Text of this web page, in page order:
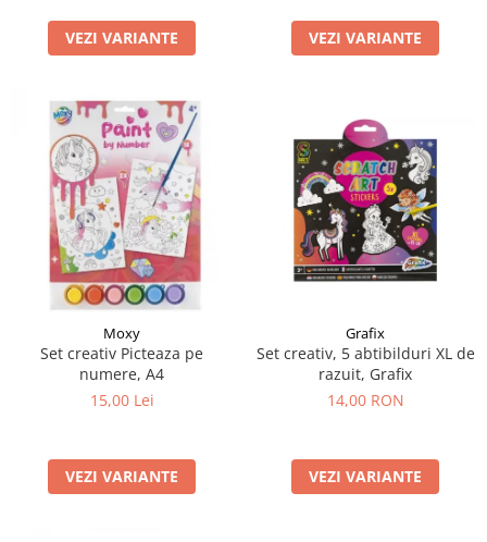
LEGO Art
LEGO Creator Expert
LEGO Ideas
LEGO Speed Champions
VEZI VARIANTE VEZI VARIANTE
Moxy
Set creativ Picteaza pe
numere, A4
15,00 Lei
VEZI VARIANTE
Grafix
Set creativ, 5 abtibilduri XL de
razuit, Grafix
14,00 RON
VEZI VARIANTE